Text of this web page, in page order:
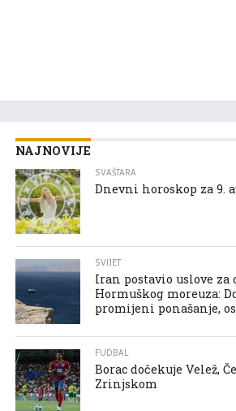
NAJNOVIJE
SVAŠTARA
Dnevni horoskop za 9.
SVIJET
Iran postavio uslove za
Hormuškog moreuza:
promijeni ponašanje,
FUDBAL
Borac dočekuje Velež,
Zrinjskom